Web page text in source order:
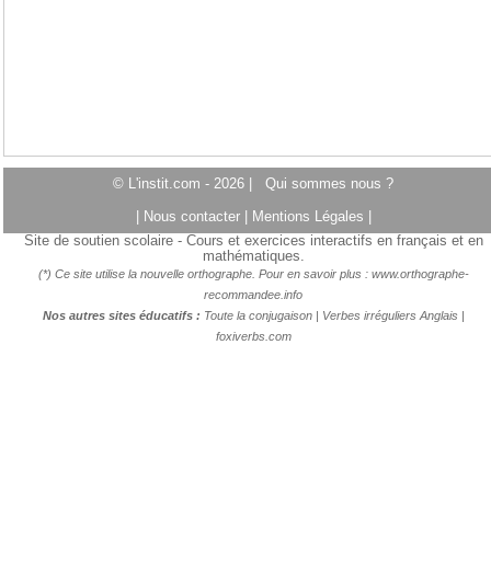
© L'instit.com - 2026 | Qui sommes nous ?
Nous contacter Mentions Légales
Site de soutien scolaire - Cours et exercices interactifs en français et en
mathématiques.
(*) Ce site utilise la nouvelle orthographe. Pour en savoir plus : www.orthographe-
recommandee.info
Nos autres sites éducatifs : Toute la conjugaison| Verbes irréguliers Anglais |
foxiverbs.com